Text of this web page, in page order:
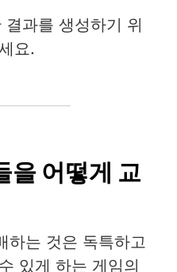
과를 생성하기 위
요.
을 어떻게 교
하는 것은 독특하고
있게 하는 게임의